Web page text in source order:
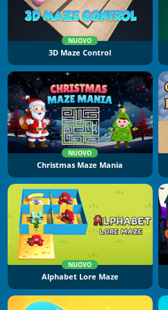
NUOVO
3D Maze Control
NUOVO
Christmas Maze Mania
NUOVO
Alphabet Lore Maze